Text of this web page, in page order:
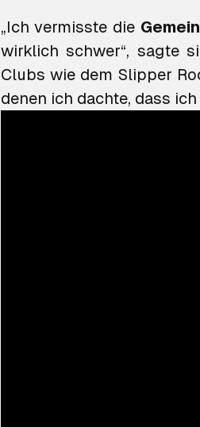
„Ich vermisste die
wirklich schwer“, sagte
Clubs wie dem Slipper
denen ich dachte, dass